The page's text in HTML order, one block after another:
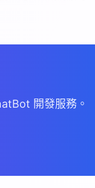
開發服務。